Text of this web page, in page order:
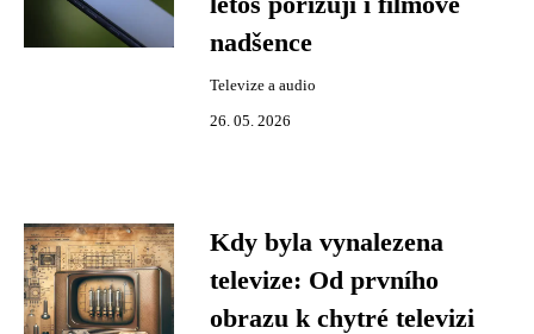
nadšence
Televize a audio
26. 05. 2026
Kdy byla vynalezena
televize: Od prvního
obrazu k chytré televizi